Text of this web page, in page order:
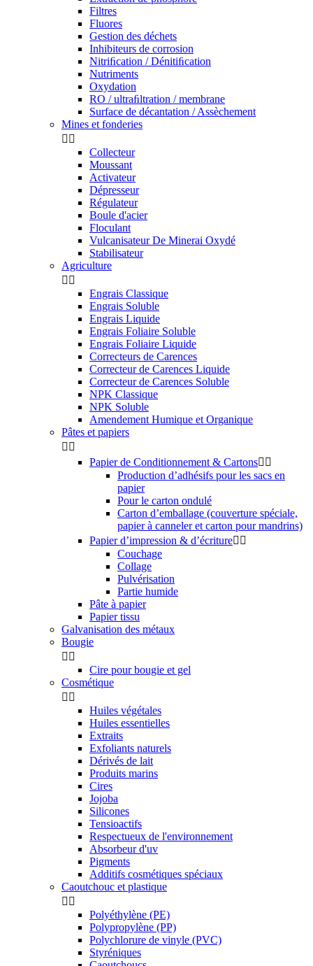
Filtres
Fluores
Gestion des déchets
Inhibiteurs de corrosion
Nitriﬁcation / Dénitiﬁcation
Nutriments
Oxydation
RO / ultraﬁltration / membrane
Surface de décantation / Assèchement
Mines et fonderies
 
Collecteur
Moussant
Activateur
Dépresseur
Régulateur
Boule d'acier
Floculant
Vulcanisateur De Minerai Oxydé
Stabilisateur
Agriculture
 
Engrais Classique
Engrais Soluble
Engrais Liquide
Engrais Foliaire Soluble
Engrais Foliaire Liquide
Correcteurs de Carences
Correcteur de Carences Liquide
Correcteur de Carences Soluble
NPK Classique
NPK Soluble
Amendement Humique et Organique
Pâtes et papiers
 
Papier de Conditionnement & Cartons 
Production d’adhésifs pour les sacs en
papier
Pour le carton ondulé
Carton d’emballage (couverture spéciale,
papier à canneler et carton pour mandrins)
Papier d’impression & d’écriture 
Couchage
Collage
Pulvérisation
Partie humide
Pâte à papier
Papier tissu
Galvanisation des métaux
Bougie
 
Cire pour bougie et gel
Cosmétique
 
Huiles végétales
Huiles essentielles
Extraits
Exfoliants naturels
Dérivés de lait
Produits marins
Cires
Jojoba
Silicones
Tensioactifs
Respectueux de l'environnement
Absorbeur d'uv
Pigments
Additifs cosmétiques spéciaux
Caoutchouc et plastique
 
Polyéthylène (PE)
Polypropylène (PP)
Polychlorure de vinyle (PVC)
Styréniques